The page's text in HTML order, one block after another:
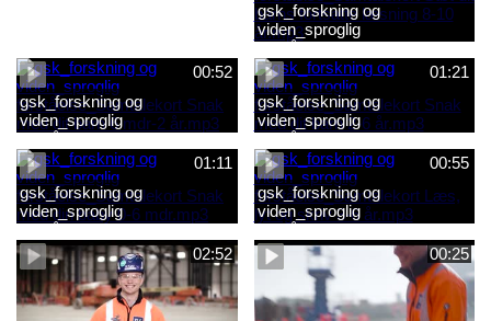
gsk_forskning og
viden_sproglig
forståelse_Samtalekort Støt
dit barns fortsatte læsning 8-
10 år.mp3
00:52
gsk_forskning og
viden_sproglig
forståelse_Samtalekort Snak
med dit barn 6 mdr-2 år.mp3
01:21
gsk_forskning og
viden_sproglig
forståelse_Samtalekort Snak
med dit barn 2-6 år.mp3
01:11
gsk_forskning og
viden_sproglig
forståelse_Samtalekort Snak
med din baby 0-6 mdr.mp3
00:55
gsk_forskning og
viden_sproglig
forståelse_Samtalekort Læs,
lyt og skriv 3-6 år.mp3
02:52 00:25